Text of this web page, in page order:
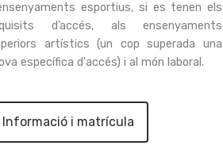
esportius, si es tenen els
d’accés, als ensenyaments
artístics (un cop superada una
específica d'accés) i al món laboral.
Informació i matrícula